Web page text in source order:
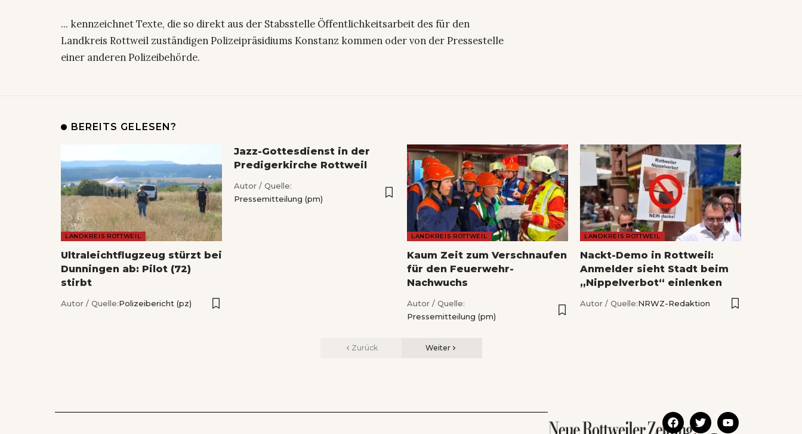
... kennzeichnet Texte, die so direkt aus der Stabsstelle Öffentlichkeitsarbeit des für den
Landkreis Rottweil zuständigen Polizeipräsidiums Konstanz kommen oder von der Pressestelle
einer anderen Polizeibehörde.
BEREITS GELESEN?
LANDKREIS ROTTWEIL
Ultraleichtflugzeug stürzt bei
Dunningen ab: Pilot (72)
stirbt
Autor / Quelle:Polizeibericht (pz)
Jazz-Gottesdienst in der
Predigerkirche Rottweil
Autor / Quelle:
Pressemitteilung (pm)
LANDKREIS ROTTWEIL
Kaum Zeit zum Verschnaufen
für den Feuerwehr-
Nachwuchs
Autor / Quelle:
Pressemitteilung (pm)
LANDKREIS ROTTWEIL
Nackt-Demo in Rottweil:
Anmelder sieht Stadt beim
„Nippelverbot“ einlenken
Autor / Quelle:NRWZ-Redaktion
Zurück Weiter